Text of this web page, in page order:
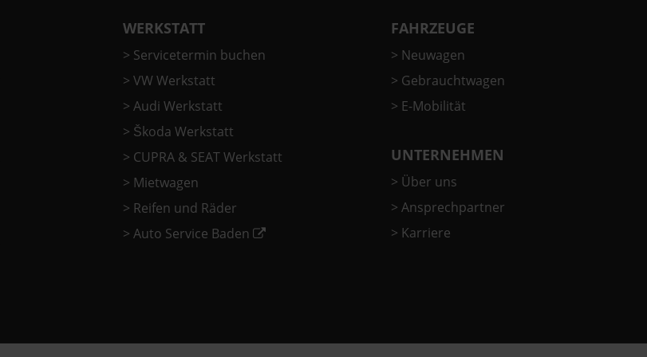
WERKSTATT
> Servicetermin buchen
> VW Werkstatt
> Audi Werkstatt
> Škoda Werkstatt
> CUPRA & SEAT Werkstatt
> Mietwagen
> Reifen und Räder
> Auto Service Baden
FAHRZEUGE
> Neuwagen
> Gebrauchtwagen
> E-Mobilität
UNTERNEHMEN
> Über uns
> Ansprechpartner
> Karriere